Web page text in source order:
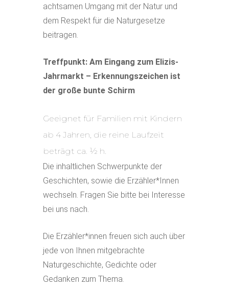
achtsamen Umgang mit der Natur und
dem Respekt für die Naturgesetze
beitragen.
Treffpunkt: Am Eingang zum Elizis-
Jahrmarkt – Erkennungszeichen ist
der große bunte Schirm
Geeignet für Familien mit Kindern
ab 4 Jahren, die reine Laufzeit
beträgt ca. ½ h.
Die inhaltlichen Schwerpunkte der
Geschichten, sowie die Erzähler*Innen
wechseln. Fragen Sie bitte bei Interesse
bei uns nach.
Die Erzähler*innen freuen sich auch über
jede von Ihnen mitgebrachte
Naturgeschichte, Gedichte oder
Gedanken zum Thema.